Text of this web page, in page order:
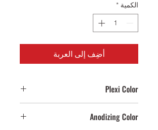
الكمية *
أضِف إلى العربة
Plexi Color
e
Anodizing Color